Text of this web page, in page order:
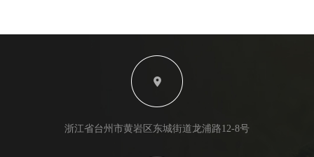
浙江省台州市黄岩区东城街道龙浦路12-8号